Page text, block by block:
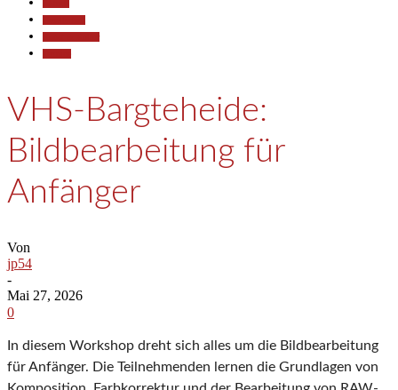
VHS-Bargteheide:
Bildbearbeitung für
Anfänger
Von
jp54
-
Mai 27, 2026
0
In diesem Workshop dreht sich alles um die Bildbearbeitung
für Anfänger. Die Teilnehmenden lernen die Grundlagen von